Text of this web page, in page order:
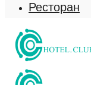
Ресторан